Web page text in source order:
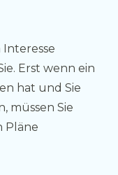
Interesse
Erst wenn ein
hat und Sie
müssen Sie
Pläne